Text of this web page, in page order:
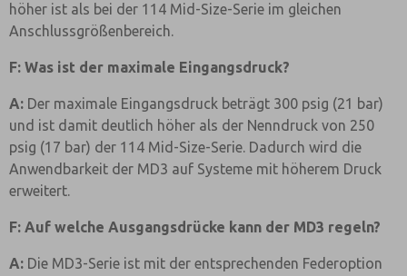
höher ist als bei der 114 Mid-Size-Serie im gleichen
Anschlussgrößenbereich.
F: Was ist der maximale Eingangsdruck?
A: Der maximale Eingangsdruck beträgt 300 psig (21 bar)
und ist damit deutlich höher als der Nenndruck von 250
psig (17 bar) der 114 Mid-Size-Serie. Dadurch wird die
Anwendbarkeit der MD3 auf Systeme mit höherem Druck
erweitert.
F: Auf welche Ausgangsdrücke kann der MD3 regeln?
A: Die MD3-Serie ist mit der entsprechenden Federoption